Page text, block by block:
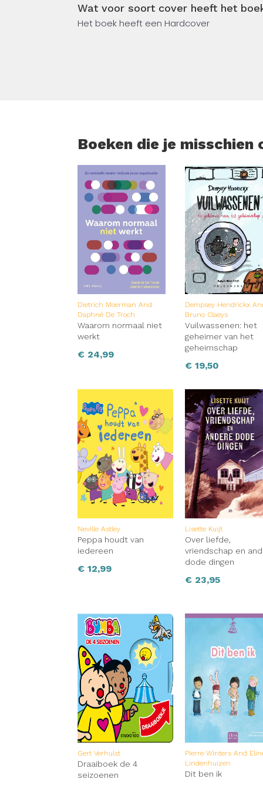
Wat voor soort cover heeft het
Het boek heeft een Hardcover
Boeken die je misschien
Dietrich Moerman And
Daphné De Troch
Waarom normaal niet
werkt
€ 24,99
Dempsey Hendrickx
Bruno Claeys
Vuilwassenen: het
geheimer van het
geheimschap
€ 19,50
Neville Astley
Peppa houdt van
iedereen
€ 12,99
Lisette Kuijt
Over liefde,
vriendschap en
dode dingen
€ 23,95
Gert Verhulst
Draaiboek de 4
seizoenen
Pierre Winters And
Lindenhuizen
Dit ben ik